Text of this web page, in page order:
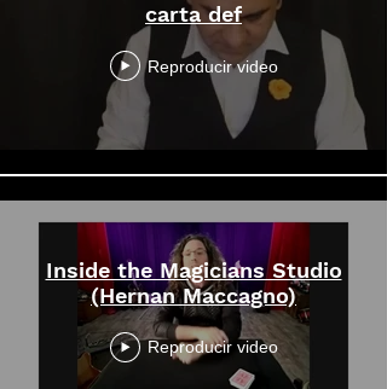
carta def
Reproducir video
Inside the Magicians Studio
(Hernan Maccagno)
Reproducir video